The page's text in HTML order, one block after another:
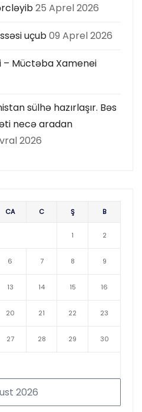
25 Aprel 2026
uçub09 Aprel 2026
– Müctəba Xamenei
sülhə hazırlaşır. Bəs
necə aradan
2026
2026
CA C Ş B
1 2
6 7 8 9
13 14 15 16
20 21 22 23
27 28 29 30